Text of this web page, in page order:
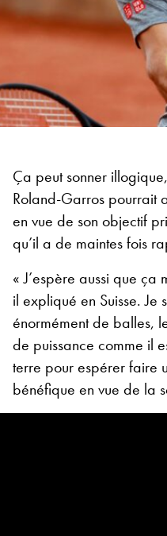
Ça peut sonner
Roland-Garros pourrait
en vue de son objectif
qu’il a de maintes fois
« J’espère aussi que
il expliqué en Suisse.
énormément de balles,
de puissance comme il
terre pour espérer faire
bénéfique en vue de la